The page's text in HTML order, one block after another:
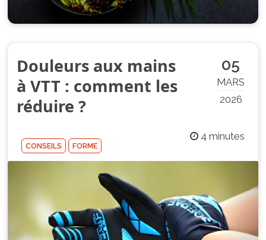
05
MARS
2026
Douleurs aux mains
à VTT : comment les
réduire ?
4 minutes
CONSEILS FORME